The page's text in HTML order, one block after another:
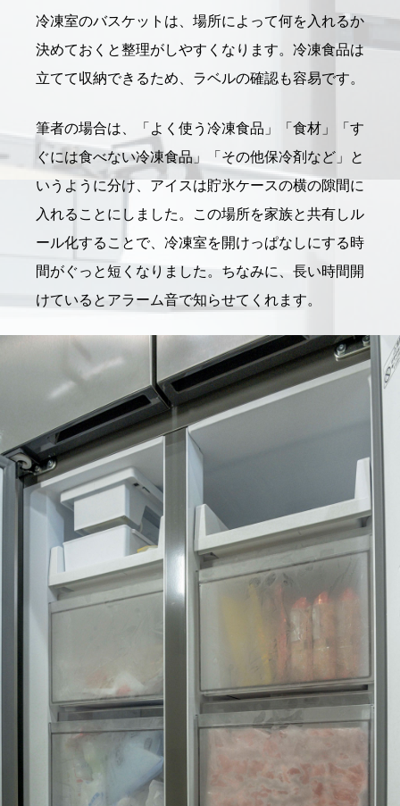
冷凍室のバスケットは、場所によって何を入れるか
決めておくと整理がしやすくなります。冷凍食品は
立てて収納できるため、ラベルの確認も容易です。
筆者の場合は、「よく使う冷凍食品」「食材」「す
ぐには食べない冷凍食品」「その他保冷剤など」と
いうように分け、アイスは貯氷ケースの横の隙間に
入れることにしました。この場所を家族と共有しル
ール化することで、冷凍室を開けっぱなしにする時
間がぐっと短くなりました。ちなみに、長い時間開
けているとアラーム音で知らせてくれます。